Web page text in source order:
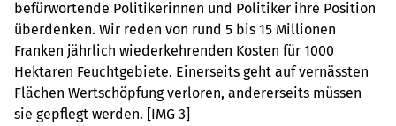
befürwortende Politikerinnen und Politiker ihre Position
überdenken. Wir reden von rund 5 bis 15 Millionen
Franken jährlich wiederkehrenden Kosten für 1000
Hektaren Feuchtgebiete. Einerseits geht auf vernässten
Flächen Wertschöpfung verloren, andererseits müssen
sie gepflegt werden. [IMG 3]